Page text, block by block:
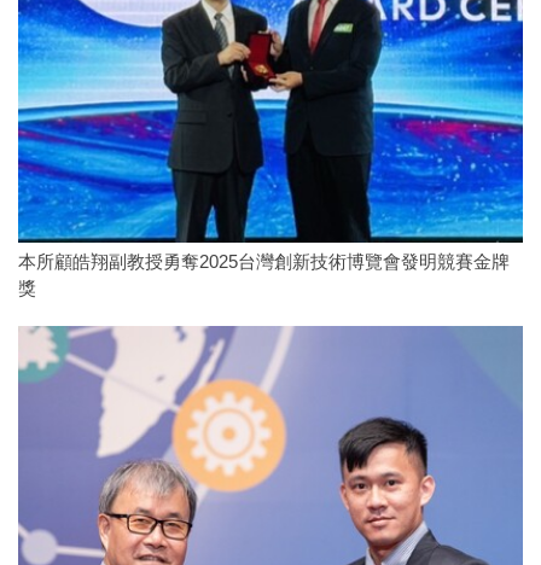
本所顧皓翔副教授勇奪2025台灣創新技術博覽會發明競賽金牌
獎